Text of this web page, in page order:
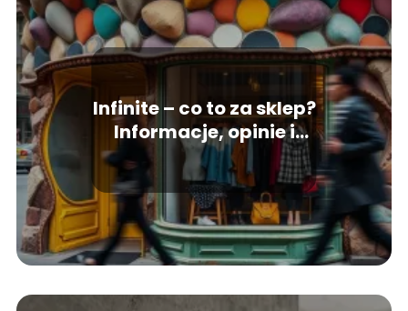
Infinite – co to za sklep?
Informacje, opinie i
asortyment